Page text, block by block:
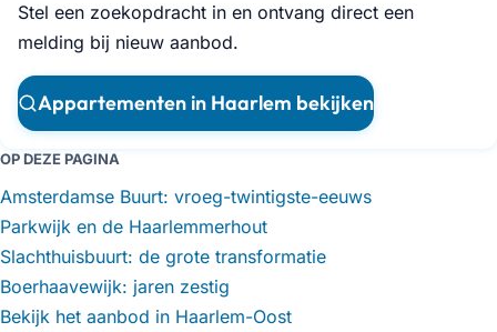
Stel een zoekopdracht in en ontvang direct een
melding bij nieuw aanbod.
Appartementen in Haarlem bekijken
OP DEZE PAGINA
Amsterdamse Buurt: vroeg-twintigste-eeuws
Parkwijk en de Haarlemmerhout
Slachthuisbuurt: de grote transformatie
Boerhaavewijk: jaren zestig
Bekijk het aanbod in Haarlem-Oost